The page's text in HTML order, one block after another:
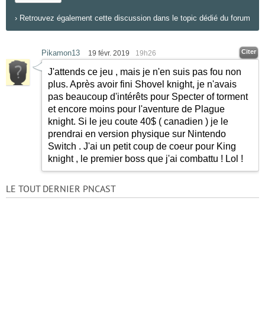
› Retrouvez également cette discussion dans le topic dédié du forum
Pikamon13 19 févr. 2019 19h26 Citer
J'attends ce jeu , mais je n'en suis pas fou non
plus. Après avoir fini Shovel knight, je n'avais
pas beaucoup d'intérêts pour Specter of torment
et encore moins pour l'aventure de Plague
knight. Si le jeu coute 40$ ( canadien ) je le
prendrai en version physique sur Nintendo
Switch . J'ai un petit coup de coeur pour King
knight , le premier boss que j'ai combattu ! Lol !
LE TOUT DERNIER PNCAST